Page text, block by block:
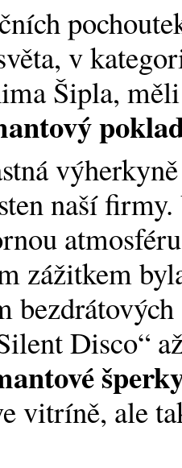
v
Šipla,
naší
zážitkem
Disco“
vitríně, ale